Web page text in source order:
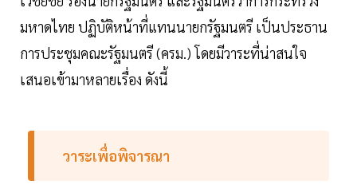
มหาดไทย ปฏิบัติหน้าที่แทนนายกรัฐมนตรี เป็นประธาน
การประชุมคณะรัฐมนตรี (ครม.) โดยมีวาระที่น่าสนใจ
เสนอเข้ามาหลายเรื่อง ดังนี้
วาระเพื่อพิจารณา